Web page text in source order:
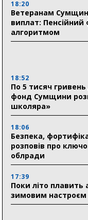
18:20
Ветеранам
виплат:
алгоритмом
18:52
По 5 тисяч
фонд Сумщини
школяра»
18:06
Безпека,
розповів про
облради
17:39
Поки літо плавить
зимовим настроєм